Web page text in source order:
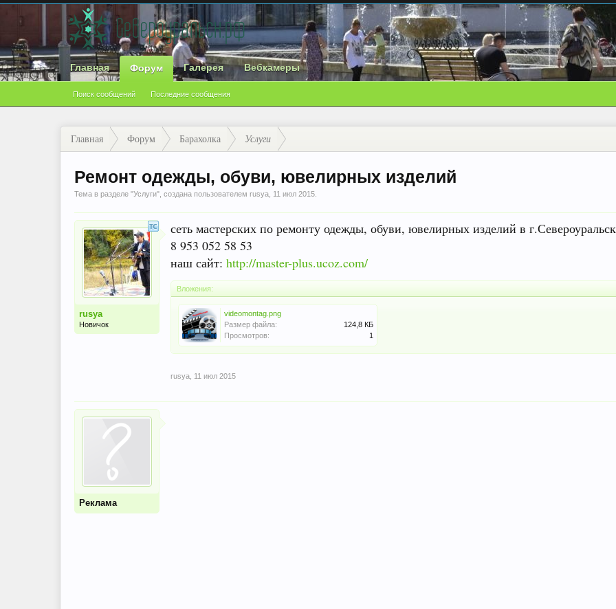
Главная Форум
Поиск сообщений Последние сообщения
Галерея Вебкамеры
Главная Форум Барахолка Услуги
Ремонт одежды, обуви, ювелирных изделий
Тема в разделе "Услуги", создана пользователем rusya 11 июл 2015
rusya
Новичок
сеть мастерских по ремонту одежды, обуви, ювелирных изделий в
8 953 052 58 53
наш сайт: http://master-plus.ucoz.com/
Вложения:
videomontag.png
Размер файла:
124,8 КБ
Просмотров:
1
rusya 11 июл 2015
Реклама